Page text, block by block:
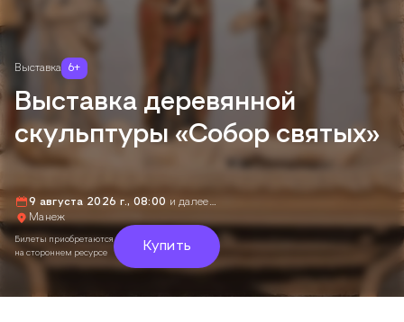
Выставка 6+
Выставка деревянной
скульптуры «Собор святых»
9 августа 2026 г., 08:00 и далее…
Манеж
Билеты приобретаются
на стороннем ресурсе
Купить